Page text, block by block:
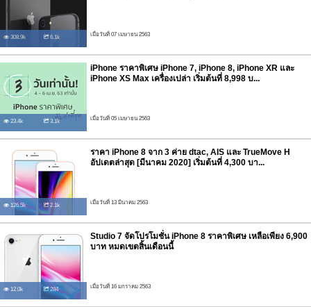
308.9k 6.1k เมื่อวันที่ 07 เมษายน 2563
23.4k 3.1k
iPhone ราคาพิเศษ iPhone 7, iPhone 8, iPhone XR และ
iPhone XS Max เครื่องเปล่า เริ่มต้นที่ 8,998 บ...
เมื่อวันที่ 05 เมษายน 2563
126.5k 2.1k
ราคา iPhone 8 จาก 3 ค่าย dtac, AIS และ TrueMove H
อัปเดตล่าสุด [มีนาคม 2020] เริ่มต้นที่ 4,300 บา...
เมื่อวันที่ 13 มีนาคม 2563
12.0k 284
Studio 7 จัดโปรโมชั่น iPhone 8 ราคาพิเศษ เหลือเพียง 6,900
บาท หมดเขตสิ้นเดือนนี้
เมื่อวันที่ 16 มกราคม 2563